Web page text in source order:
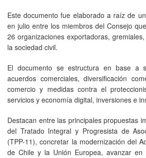
Este documento fue elaborado a raíz de
en julio entre los miembros del Consejo
26 organizaciones exportadoras,
la sociedad civil.
El documento se estructura en base a
acuerdos comerciales, diversificación
comercio y medidas contra el
servicios y economía digital, inversiones e
Destacan entre las principales propuestas
del Tratado Integral y Progresista de
(TPP-11), concretar la modernización del
de Chile y la Unión Europea, avanzar en